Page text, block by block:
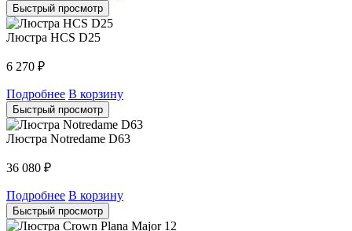
Быстрый просмотр
Люстра HCS D25
6 270 ₽
Подробнее В корзину
Быстрый просмотр
Люстра Notredame D63
36 080 ₽
Подробнее В корзину
Быстрый просмотр